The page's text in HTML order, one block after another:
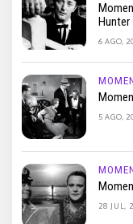
Hunter
6 AGO,
5 AGO,
28 JUL,